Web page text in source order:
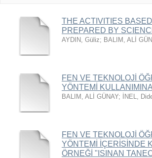
THE ACTIVITIES
PREPARED BY
AYDIN, Güliz; BALIM, ALİ
FEN VE TEKNOLOJİ
YÖNTEMİ
BALIM, ALİ GÜNAY; İNEL,
FEN VE TEKNOLOJİ
YÖNTEMİ İÇERİSİNDE
ÖRNEĞİ "ISINAN